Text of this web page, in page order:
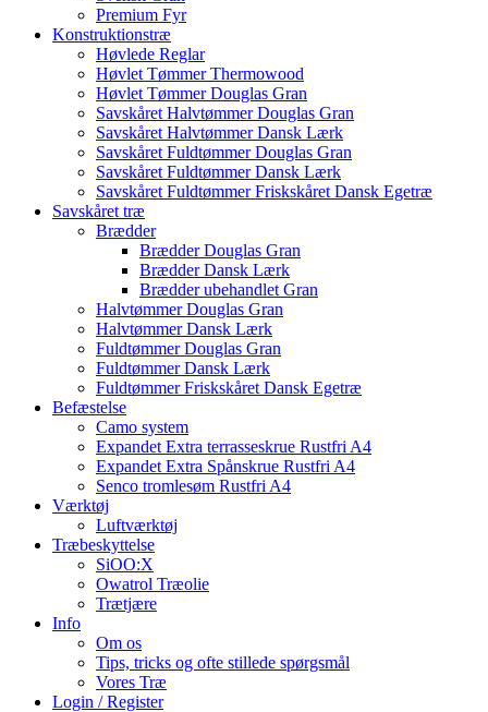
Premium Fyr
Konstruktionstræ
Høvlede Reglar
Høvlet Tømmer Thermowood
Høvlet Tømmer Douglas Gran
Savskåret Halvtømmer Douglas Gran
Savskåret Halvtømmer Dansk Lærk
Savskåret Fuldtømmer Douglas Gran
Savskåret Fuldtømmer Dansk Lærk
Savskåret Fuldtømmer Friskskåret Dansk Egetræ
Savskåret træ
Brædder
Brædder Douglas Gran
Brædder Dansk Lærk
Brædder ubehandlet Gran
Halvtømmer Douglas Gran
Halvtømmer Dansk Lærk
Fuldtømmer Douglas Gran
Fuldtømmer Dansk Lærk
Fuldtømmer Friskskåret Dansk Egetræ
Befæstelse
Camo system
Expandet Extra terrasseskrue Rustfri A4
Expandet Extra Spånskrue Rustfri A4
Senco tromlesøm Rustfri A4
Værktøj
Luftværktøj
Træbeskyttelse
SiOO:X
Owatrol Træolie
Trætjære
Info
Om os
Tips, tricks og ofte stillede spørgsmål
Vores Træ
Login / Register